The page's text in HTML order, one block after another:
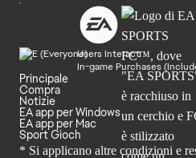
Users Interact
In-game Purchases
Principale
Compra
Notizie
EA app per Windows
EA app per Mac
Sport Gioch
* Si applicano altre condizioni e